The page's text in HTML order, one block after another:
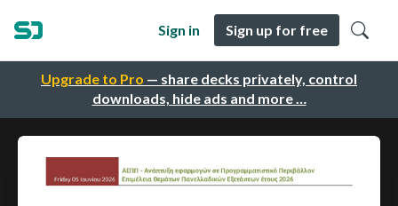
Upgrade to Pro — share decks privately, control
downloads, hide ads and more …
Sign in Sign up for free